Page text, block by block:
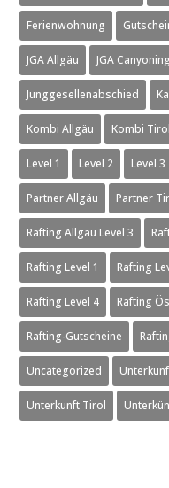
Ferienwohnung
JGA Allgäu JGA Canyoning
Junggesellenabschied
Kombi Allgäu Kombi Tirol
Level 1 Level 2 Level 3
Partner Allgäu Partner
Rafting Allgäu Level 3
Rafting Level 1 Rafting
Rafting Level 4 Rafting
Rafting-Gutscheine
Uncategorized
Unterkunft Tirol